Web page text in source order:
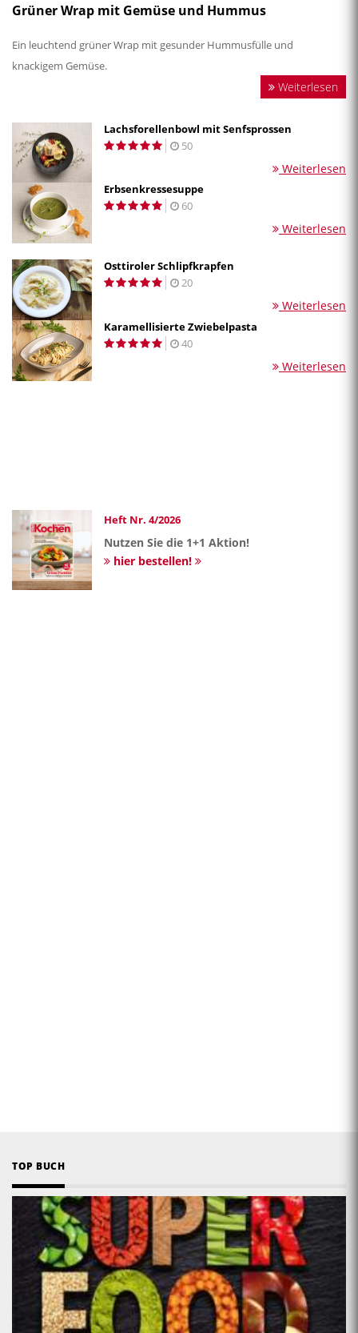
Grüner Wrap mit Gemüse und Hummus
Ein leuchtend grüner Wrap mit gesunder Hummusfülle und
knackigem Gemüse.
Weiterlesen
Lachsforellenbowl mit Senfsprossen
50
Weiterlesen
Erbsenkressesuppe
60
Weiterlesen
Osttiroler Schlipfkrapfen
20
Weiterlesen
Karamellisierte Zwiebelpasta
40
Weiterlesen
Heft Nr. 4/2026
Nutzen Sie die 1+1 Aktion!
hier bestellen!
TOP BUCH